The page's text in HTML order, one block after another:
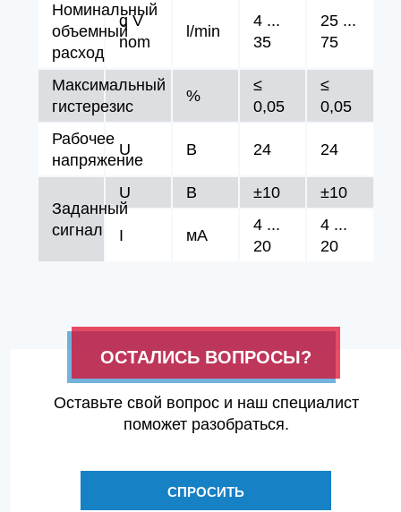
Номинальный
объемный
расход
q V
nom
l/min
4 ...
35
25 ...
75
Максимальный
гистерезис
%
≤
0,05
≤
0,05
Рабочее
напряжение
U В 24 24
Заданный
сигнал
U В ±10 ±10
I мA
4 ...
20
4 ...
20
ОСТАЛИСЬ ВОПРОСЫ?
Оставьте свой вопрос и наш специалист
поможет разобраться.
СПРОСИТЬ